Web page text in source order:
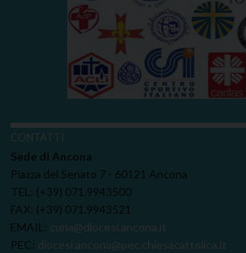
CONTATTI
Sede di Ancona
Piazza del Senato 7 - 60121 Ancona
TEL: (+39) 071.9943500
FAX: (+39) 071.9943521
EMAIL: curia@diocesi.ancona.it
PEC: diocesi.ancona@pec.chiesacattolica.it